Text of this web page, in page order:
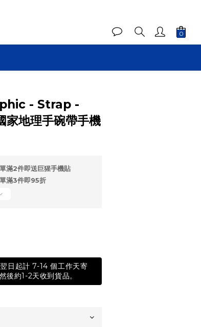
- Strap -
地理手碗帶手機
滿2件即送巨猩手機貼
滿3件即95折
日起計 7-14 個工作天寄
後約1-2天收到貨品。